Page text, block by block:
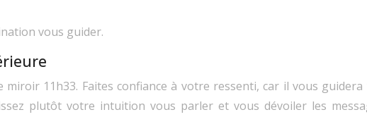
vous guider.
11h33. Faites confiance à votre ressenti, car il vous
plutôt votre intuition vous parler et vous dévoiler les